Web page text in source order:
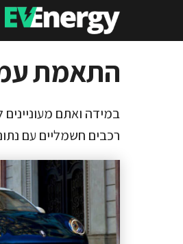
התאמת
במידה ואתם
רכבים חשמליים עם